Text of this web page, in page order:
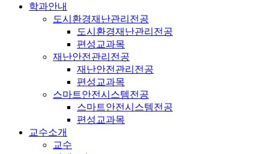
학과안내
도시환경재난관리전공
도시환경재난관리전공
편성교과목
재난안전관리전공
재난안전관리전공
편성교과목
스마트안전시스템전공
스마트안전시스템전공
편성교과목
교수소개
교수